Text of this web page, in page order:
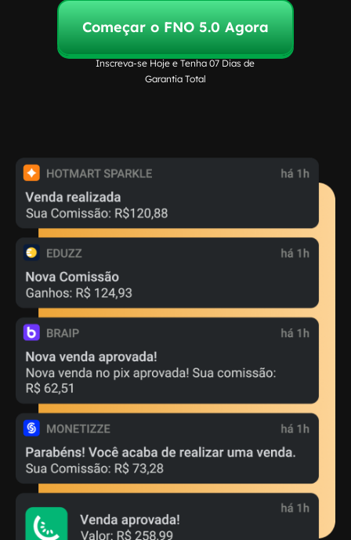
Começar o FNO 5.0 Agora
Inscreva-se Hoje e Tenha 07 Dias de
Garantia Total